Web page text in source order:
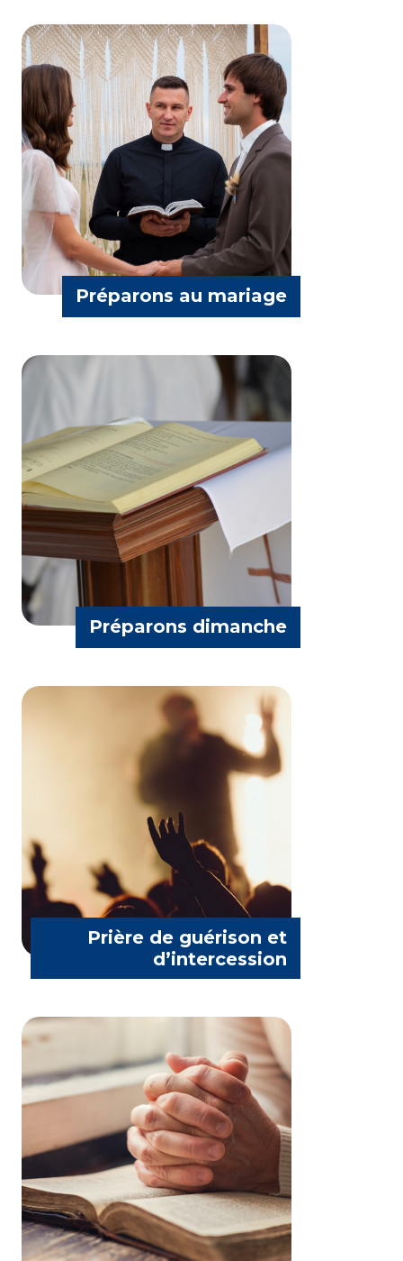
Préparons au mariage
Différents directeurs de Radio Maria
d'Afrique
Préparons dimanche
Communauté Mère du Divin Amour
Prière de guérison et
d’intercession
Divers